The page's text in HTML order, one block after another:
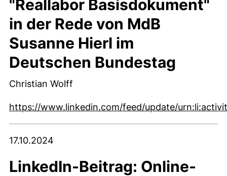
"Reallabor Basisdokument"
in der Rede von MdB
Susanne Hierl im
Deutschen Bundestag
Christian Wolff
https://www.linkedin.com/feed/update/
17.10.2024
LinkedIn-Beitrag: Online-